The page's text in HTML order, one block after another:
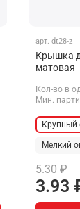
арт. dt28-z
Крышка
матовая
Кол-во в
Мин.
Крупный
Мелкий
5.30 ₽
3.93